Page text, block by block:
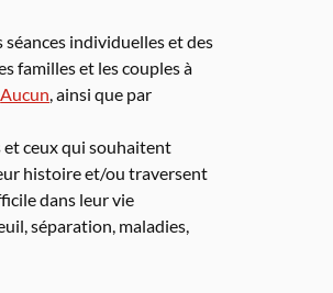
séances individuelles et des
familles et les couples à
Aucun, ainsi que par
et ceux qui souhaitent
histoire et/ou traversent
dans leur vie
séparation, maladies,